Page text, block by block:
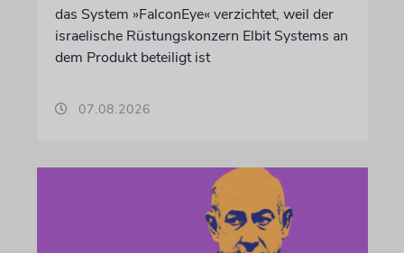
das System »FalconEye« verzichtet, weil der
israelische Rüstungskonzern Elbit Systems an
dem Produkt beteiligt ist
07.08.2026